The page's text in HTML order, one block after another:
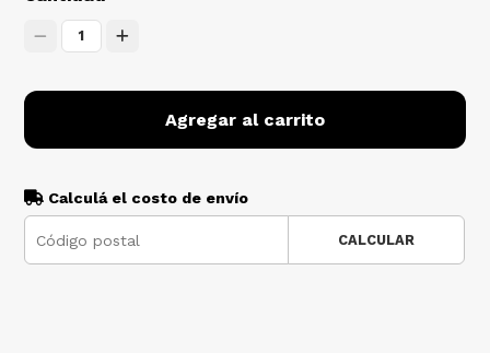
1
Agregar al carrito
Calculá el costo de envío
CALCULAR